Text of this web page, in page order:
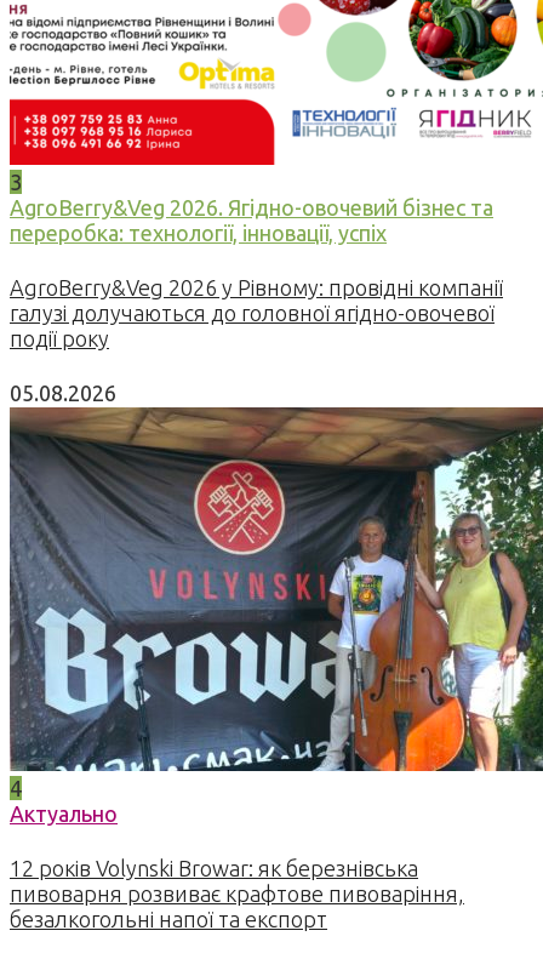
3
AgroBerry&Veg 2026. Ягідно-овочевий бізнес та
переробка: технології, інновації, успіх
AgroBerry&Veg 2026 у Рівному: провідні компанії
галузі долучаються до головної ягідно-овочевої
події року
05.08.2026
4
Актуально
12 років Volynski Browar: як березнівська
пивоварня розвиває крафтове пивоваріння,
безалкогольні напої та експорт